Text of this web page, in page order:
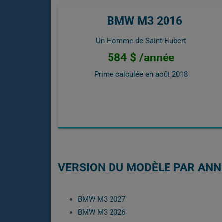
BMW M3 2016
Un Homme de Saint-Hubert
584 $ /année
Prime calculée en août 2018
VERSION DU MODÈLE PAR
BMW M3 2027
BMW M3 2026